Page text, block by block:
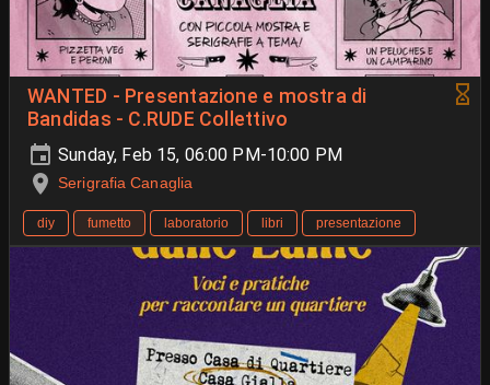
WANTED - Presentazione e mostra di
Bandidas - C.RUDE Collettivo
Sunday, Feb 15, 06:00 PM-10:00 PM
Serigrafia Canaglia
diy fumetto laboratorio libri presentazione